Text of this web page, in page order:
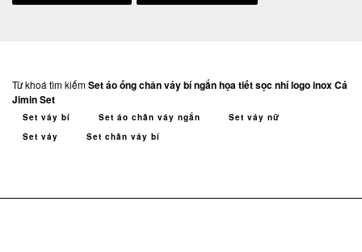
Từ khoá tìm kiếmSet áo ống chân váy bí ngắn họa tiết sọc nhí logo inox Cá
Jimin Set
Set váy bí Set áo chân váy ngắn
Set váy nữ
Set váy
Set chân váy bí